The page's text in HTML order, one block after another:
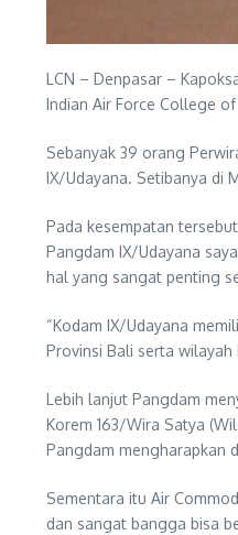
LCN – Denpasar –
Indian Air Force College
Sebanyak 39 orang
IX/Udayana. Setibanya di
Pada kesempatan
Pangdam IX/Udayana
hal yang sangat penting
“Kodam IX/Udayana
Provinsi Bali serta wilayah
Lebih lanjut Pangdam
Korem 163/Wira Satya
Pangdam mengharapkan
Sementara itu Air
dan sangat bangga bisa